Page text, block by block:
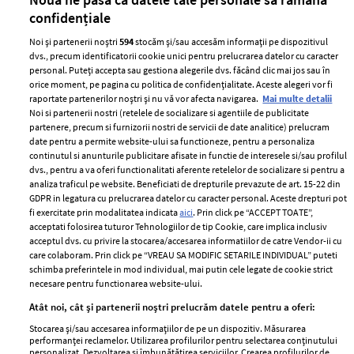
ELLE Style Awards
2024
Despre ELLE
Romania
Contact
Abonamente
Termeni si conditii
Politica de
confidențialitate
Politica de cookies
Publicitate
GSP
Unica
femei
Viva
confidențiale
Noi și partenerii noștri594stocăm și/sau accesăm informații pe dispozitivul
dvs., precum identificatorii cookie unici pentru prelucrarea datelor cu caracter
personal. Puteți accepta sau gestiona alegerile dvs. făcând clic mai jos sau în
orice moment, pe pagina cu politica de confidențialitate. Aceste alegeri vor fi
raportate partenerilor noștri și nu vă vor afecta navigarea. Mai multe detalii
Noi si partenerii nostri (retelele de socializare si agentiile de publicitate
partenere, precum si furnizorii nostri de servicii de date analitice) prelucram
date pentru a permite website-ului sa functioneze, pentru a personaliza
continutul si anunturile publicitare afisate in functie de interesele si/sau profilul
dvs., pentru a va oferi functionalitati aferente retelelor de socializare si pentru a
analiza traficul pe website. Beneficiati de drepturile prevazute de art. 15-22 din
GDPR in legatura cu prelucrarea datelor cu caracter personal. Aceste drepturi pot
fi exercitate prin modalitatea indicataaici. Prin click pe “ACCEPT TOATE”,
acceptati folosirea tuturor Tehnologiilor de tip Cookie, care implica inclusiv
acceptul dvs. cu privire la stocarea/accesarea informatiilor de catre Vendor-ii cu
care colaboram. Prin click pe “VREAU SA MODIFIC SETARILE INDIVIDUAL” puteti
schimba preferintele in mod individual, mai putin cele legate de cookie strict
necesare pentru functionarea website-ului.
Atât noi, cât și partenerii noștri prelucrăm datele pentru a oferi:
Stocarea și/sau accesarea informațiilor de pe un dispozitiv. Măsurarea
performanței reclamelor. Utilizarea profilurilor pentru selectarea conținutului